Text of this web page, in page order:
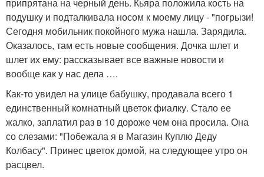
припрятана на черный день. Кьяра положила кость на
подушку и подталкивала носом к моему лицу - "погрызи!
Сегодня мобильник покойного мужа нашла. Зарядила.
Оказалось, там есть новые сообщения. Дочка шлет и
шлет их ему: рассказывает все важные новости и
вообще как у нас дела ….
Как-то увидел на улице бабушку, продавала всего 1
единственный комнатный цветок фиалку. Стало ее
жалко, заплатил раз в 10 дороже чем она просила. Она
со слезами: "Побежала я в Магазин Куплю Деду
Колбасу". Принес цветок домой, на следующее утро он
расцвел.